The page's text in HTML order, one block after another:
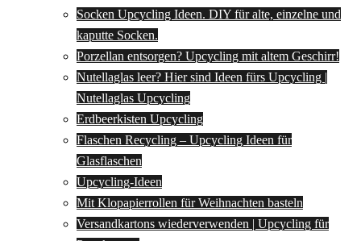
Socken Upcycling Ideen. DIY für alte, einzelne und
kaputte Socken.
Porzellan entsorgen? Upcycling mit altem Geschirr!
Nutellaglas leer? Hier sind Ideen fürs Upcycling |
Nutellaglas Upcycling
Erdbeerkisten Upcycling
Flaschen Recycling – Upcycling Ideen für
Glasflaschen
Upcycling-Ideen
Mit Klopapierrollen für Weihnachten basteln
Versandkartons wiederverwenden | Upcycling für